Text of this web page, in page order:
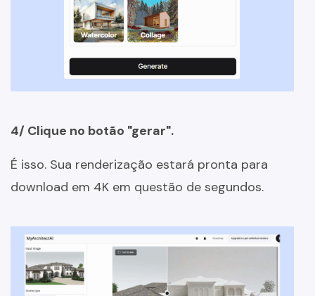
4/ Clique no botão "gerar".
É isso. Sua renderização estará pronta para
download em 4K em questão de segundos.